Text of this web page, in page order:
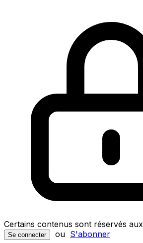
Certains contenus sont réservés
Se connecter ou S'abonner